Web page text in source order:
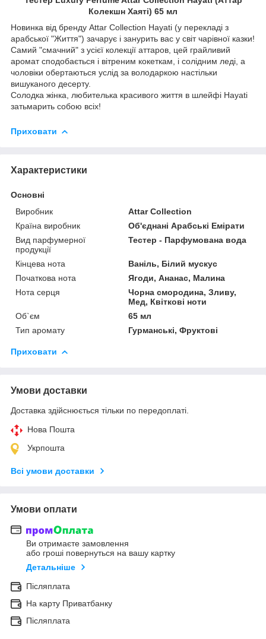
Колекшн Хаяті) 65 мл
Новинка від бренду Attar Collection Hayati (у перекладі з
арабської "Життя") зачарує і занурить вас у світ чарівної казки!
Самий "смачний" з усієї колекції аттаров, цей грайливий
аромат сподобається і вітреним кокеткам, і солідним леді, а
чоловіки обертаються услід за володаркою настільки
вишуканого десерту.
Солодка жінка, любителька красивого життя в шлейфі Hayati
затьмарить собою всіх!
Приховати
Характеристики
Основні
Виробник
Attar Collection
Країна виробник
Об'єднані Арабські Емірати
Вид парфумерної
продукції
Тестер - Парфумована вода
Кінцева нота
Ваніль, Білий мускус
Початкова нота
Ягоди, Ананас, Малина
Нота серця
Чорна смородина, Зливу,
Мед, Квіткові ноти
Об`єм
65 мл
Тип аромату
Гурманські, Фруктові
Приховати
Умови доставки
Доставка здійснюється тільки по передоплаті.
Нова Пошта
Укрпошта
Всі умови доставки
Умови оплати
Ви отримаєте замовлення
або гроші повернуться на вашу картку
Детальніше
Післяплата
На карту Приватбанку
Післяплата